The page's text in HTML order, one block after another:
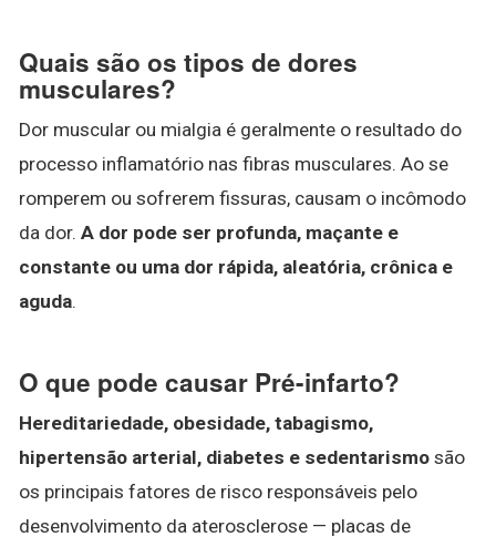
Quais são os tipos de dores
musculares?
Dor muscular ou mialgia é geralmente o resultado do
processo inflamatório nas fibras musculares. Ao se
romperem ou sofrerem fissuras, causam o incômodo
da dor. A dor pode ser profunda, maçante e
constante ou uma dor rápida, aleatória, crônica e
aguda.
O que pode causar Pré-infarto?
Hereditariedade, obesidade, tabagismo,
hipertensão arterial, diabetes e sedentarismo são
os principais fatores de risco responsáveis pelo
desenvolvimento da aterosclerose — placas de